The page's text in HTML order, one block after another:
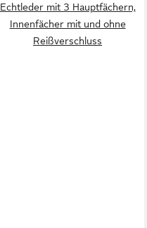
Echtleder mit 3 Hauptfächern,
Innenfächer mit und ohne
Reißverschluss